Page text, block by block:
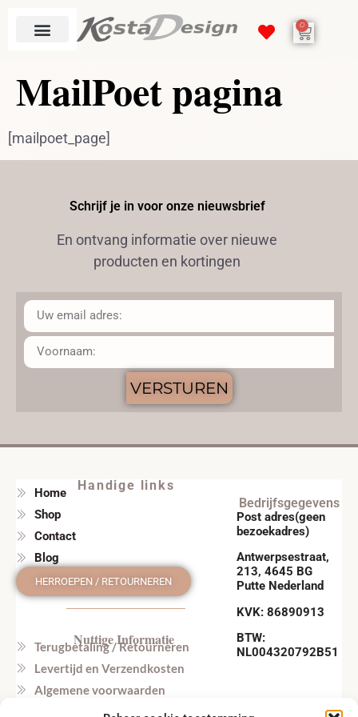
inhoud
0
MailPoet pagina
[mailpoet_page]
Schrijf je in voor onze nieuwsbrief
En ontvang informatie over nieuwe
producten en kortingen
VERSTUREN
Handige links
Home
Shop
Contact
Blog
HERROEPEN / RETOURNEREN
Nuttige Informatie
Terugbetaling / Retourneren
Levertijd en Verzendkosten
Algemene voorwaarden
Privacy beleid
Bedrijfsgegevens
Post adres(geen
bezoekadres)
Antwerpsestraat,
213, 4645 BG
Putte Nederland
KVK: 86890913
BTW:
NL004320792B51